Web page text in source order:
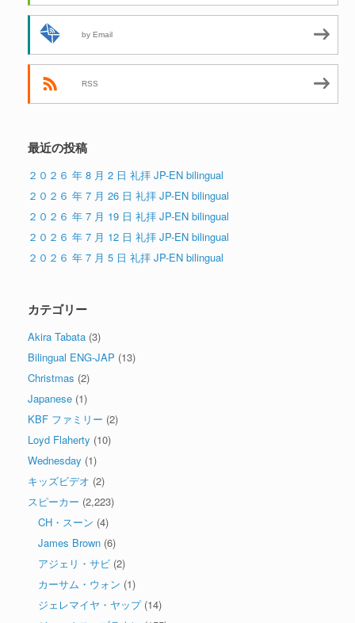
by Email
RSS
最近の投稿
２０２６ 年 8 月 2 日 礼拝 JP-EN bilingual
２０２６ 年 7 月 26 日 礼拝 JP-EN bilingual
２０２６ 年 7 月 19 日 礼拝 JP-EN bilingual
２０２６ 年 7 月 12 日 礼拝 JP-EN bilingual
２０２６ 年 7 月 5 日 礼拝 JP-EN bilingual
カテゴリー
Akira Tabata (3)
Bilingual ENG-JAP (13)
Christmas (2)
Japanese (1)
KBF ファミリー (2)
Loyd Flaherty (10)
Wednesday (1)
キッズビデオ (2)
スピーカー (2,223)
CH・スーン (4)
James Brown (6)
アジェリ・サビ (2)
カーサム・ウォン (1)
ジェレマイヤ・ヤップ(14)